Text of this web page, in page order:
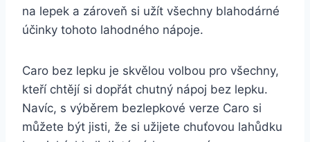
na lepek a zároveň si užít všechny blahodárné
účinky tohoto lahodného nápoje.
Caro bez lepku je skvělou volbou pro všechny,
kteří chtějí si dopřát chutný nápoj bez lepku.
Navíc, s výběrem bezlepkové verze Caro si
můžete být jisti, že si užijete chuťovou lahůdku